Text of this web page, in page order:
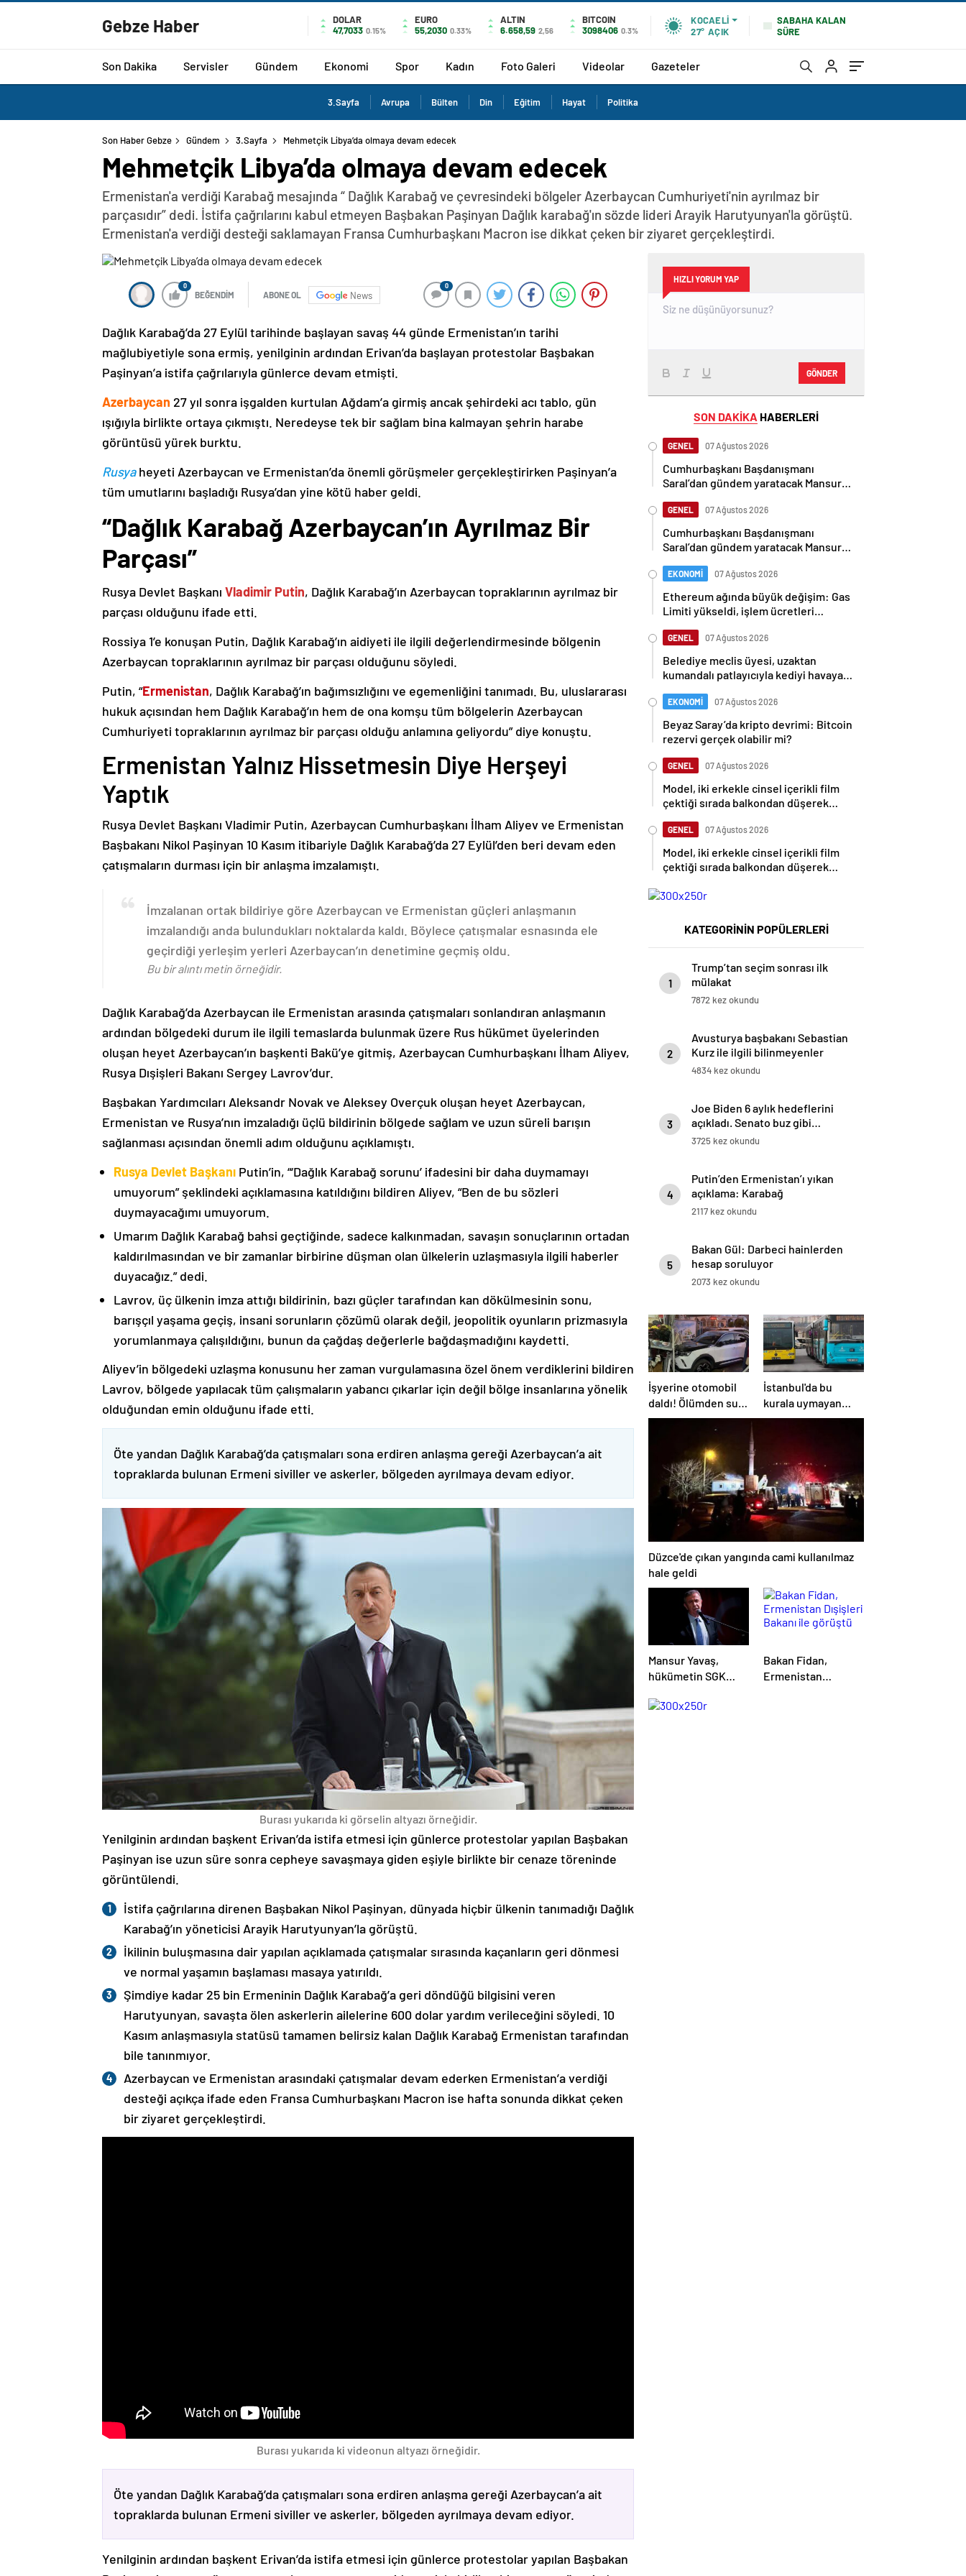
Gebze Haber
DOLAR
47,7033 0.15%
EURO
55,2030 0.33%
ALTIN
6.658,59 2,56
BITCOIN
3098406 0.3%
KOCAELI
27° AÇIK
SABAHA KALAN
SÜRE
Son Dakika Servisler Gündem Ekonomi Spor Kadın Foto Galeri Videolar Gazeteler
3.Sayfa Avrupa Bülten Din Eğitim Hayat Politika
Son Haber Gebze Gündem 3.Sayfa Mehmetçik Libya’da olmaya devam edecek
Mehmetçik Libya’da olmaya devam edecek
Ermenistan'a verdiği Karabağ mesajında “ Dağlık Karabağ ve çevresindeki bölgeler Azerbaycan Cumhuriyeti'nin ayrılmaz bir
parçasıdır” dedi. İstifa çağrılarını kabul etmeyen Başbakan Paşinyan Dağlık karabağ'ın sözde lideri Arayik Harutyunyan'la görüştü.
Ermenistan'a verdiği desteği saklamayan Fransa Cumhurbaşkanı Macron ise dikkat çeken bir ziyaret gerçekleştirdi.
0
BEĞENDİM ABONE OL News
0
Dağlık Karabağ’da 27 Eylül tarihinde başlayan savaş 44 günde Ermenistan’ın tarihi
mağlubiyetiyle sona ermiş, yenilginin ardından Erivan’da başlayan protestolar Başbakan
Paşinyan’a istifa çağrılarıyla günlerce devam etmişti.
Azerbaycan 27 yıl sonra işgalden kurtulan Ağdam’a girmiş ancak şehirdeki acı tablo, gün
ışığıyla birlikte ortaya çıkmıştı. Neredeyse tek bir sağlam bina kalmayan şehrin harabe
görüntüsü yürek burktu.
Rusyaheyeti Azerbaycan ve Ermenistan’da önemli görüşmeler gerçekleştirirken Paşinyan’a
tüm umutlarını başladığı Rusya’dan yine kötü haber geldi.
“Dağlık Karabağ Azerbaycan’ın Ayrılmaz Bir
Parçası”
Rusya Devlet Başkanı Vladimir Putin, Dağlık Karabağ’ın Azerbaycan topraklarının ayrılmaz bir
parçası olduğunu ifade etti.
Rossiya 1’e konuşan Putin, Dağlık Karabağ’ın aidiyeti ile ilgili değerlendirmesinde bölgenin
Azerbaycan topraklarının ayrılmaz bir parçası olduğunu söyledi.
Putin, “Ermenistan, Dağlık Karabağ’ın bağımsızlığını ve egemenliğini tanımadı. Bu, uluslararası
hukuk açısından hem Dağlık Karabağ’ın hem de ona komşu tüm bölgelerin Azerbaycan
Cumhuriyeti topraklarının ayrılmaz bir parçası olduğu anlamına geliyordu” diye konuştu.
Ermenistan Yalnız Hissetmesin Diye Herşeyi
Yaptık
Rusya Devlet Başkanı Vladimir Putin, Azerbaycan Cumhurbaşkanı İlham Aliyev ve Ermenistan
Başbakanı Nikol Paşinyan 10 Kasım itibariyle Dağlık Karabağ’da 27 Eylül’den beri devam eden
çatışmaların durması için bir anlaşma imzalamıştı.
İmzalanan ortak bildiriye göre Azerbaycan ve Ermenistan güçleri anlaşmanın
imzalandığı anda bulundukları noktalarda kaldı. Böylece çatışmalar esnasında ele
geçirdiği yerleşim yerleri Azerbaycan’ın denetimine geçmiş oldu.
Bu bir alıntı metin örneğidir.
Dağlık Karabağ’da Azerbaycan ile Ermenistan arasında çatışmaları sonlandıran anlaşmanın
ardından bölgedeki durum ile ilgili temaslarda bulunmak üzere Rus hükümet üyelerinden
oluşan heyet Azerbaycan’ın başkenti Bakü’ye gitmiş, Azerbaycan Cumhurbaşkanı İlham Aliyev,
Rusya Dışişleri Bakanı Sergey Lavrov’dur.
Başbakan Yardımcıları Aleksandr Novak ve Aleksey Overçuk oluşan heyet Azerbaycan,
Ermenistan ve Rusya’nın imzaladığı üçlü bildirinin bölgede sağlam ve uzun süreli barışın
sağlanması açısından önemli adım olduğunu açıklamıştı.
Rusya Devlet Başkanı Putin’in, “‘Dağlık Karabağ sorunu’ ifadesini bir daha duymamayı
umuyorum” şeklindeki açıklamasına katıldığını bildiren Aliyev, “Ben de bu sözleri
duymayacağımı umuyorum.
Umarım Dağlık Karabağ bahsi geçtiğinde, sadece kalkınmadan, savaşın sonuçlarının ortadan
kaldırılmasından ve bir zamanlar birbirine düşman olan ülkelerin uzlaşmasıyla ilgili haberler
duyacağız.” dedi.
Lavrov, üç ülkenin imza attığı bildirinin, bazı güçler tarafından kan dökülmesinin sonu,
barışçıl yaşama geçiş, insani sorunların çözümü olarak değil, jeopolitik oyunların prizmasıyla
yorumlanmaya çalışıldığını, bunun da çağdaş değerlerle bağdaşmadığını kaydetti.
Aliyev’in bölgedeki uzlaşma konusunu her zaman vurgulamasına özel önem verdiklerini bildiren
Lavrov, bölgede yapılacak tüm çalışmaların yabancı çıkarlar için değil bölge insanlarına yönelik
olduğundan emin olduğunu ifade etti.
Öte yandan Dağlık Karabağ’da çatışmaları sona erdiren anlaşma gereği Azerbaycan’a ait
topraklarda bulunan Ermeni siviller ve askerler, bölgeden ayrılmaya devam ediyor.
Burası yukarıda ki görselin altyazı örneğidir.
Yenilginin ardından başkent Erivan’da istifa etmesi için günlerce protestolar yapılan Başbakan
Paşinyan ise uzun süre sonra cepheye savaşmaya giden eşiyle birlikte bir cenaze töreninde
görüntülendi.
İstifa çağrılarına direnen Başbakan Nikol Paşinyan, dünyada hiçbir ülkenin tanımadığı Dağlık
Karabağ’ın yöneticisi Arayik Harutyunyan’la görüştü.
İkilinin buluşmasına dair yapılan açıklamada çatışmalar sırasında kaçanların geri dönmesi
ve normal yaşamın başlaması masaya yatırıldı.
Şimdiye kadar 25 bin Ermeninin Dağlık Karabağ’a geri döndüğü bilgisini veren
Harutyunyan, savaşta ölen askerlerin ailelerine 600 dolar yardım verileceğini söyledi. 10
Kasım anlaşmasıyla statüsü tamamen belirsiz kalan Dağlık Karabağ Ermenistan tarafından
bile tanınmıyor.
Azerbaycan ve Ermenistan arasındaki çatışmalar devam ederken Ermenistan’a verdiği
desteği açıkça ifade eden Fransa Cumhurbaşkanı Macron ise hafta sonunda dikkat çeken
bir ziyaret gerçekleştirdi.
Burası yukarıda ki videonun altyazı örneğidir.
Öte yandan Dağlık Karabağ’da çatışmaları sona erdiren anlaşma gereği Azerbaycan’a ait
topraklarda bulunan Ermeni siviller ve askerler, bölgeden ayrılmaya devam ediyor.
Yenilginin ardından başkent Erivan’da istifa etmesi için günlerce protestolar yapılan Başbakan
HIZLI YORUM YAP
GÖNDER
SON DAKİKA HABERLERİ
GENEL 07 Ağustos 2026
Cumhurbaşkanı Başdanışmanı
Saral’dan gündem yaratacak Mansur
GENEL 07 Ağustos 2026
Cumhurbaşkanı Başdanışmanı
Saral’dan gündem yaratacak Mansur
EKONOMİ 07 Ağustos 2026
Ethereum ağında büyük değişim: Gas
Limiti yükseldi, işlem ücretleri
GENEL 07 Ağustos 2026
Belediye meclis üyesi, uzaktan
kumandalı patlayıcıyla kediyi havaya
EKONOMİ 07 Ağustos 2026
Beyaz Saray’da kripto devrimi: Bitcoin
rezervi gerçek olabilir mi?
GENEL 07 Ağustos 2026
Model, iki erkekle cinsel içerikli film
çektiği sırada balkondan düşerek
GENEL 07 Ağustos 2026
Model, iki erkekle cinsel içerikli film
çektiği sırada balkondan düşerek
KATEGORİNİN POPÜLERLERİ
1
Trump’tan seçim sonrası ilk
mülakat
7872 kez okundu
2
Avusturya başbakanı Sebastian
Kurz ile ilgili bilinmeyenler
4834 kez okundu
3
Joe Biden 6 aylık hedeflerini
açıkladı. Senato buz gibi…
3725 kez okundu
4
Putin’den Ermenistan’ı yıkan
açıklama: Karabağ
Azerbaycan’ın ayrılmaz bir
2117 kez okundu
5
Bakan Gül: Darbeci hainlerden
hesap soruluyor
2073 kez okundu
İşyerine otomobil
daldı! Ölümden sun
anda kurtuldular
İstanbul'da bu
kurala uymayan
özel halk otobüsleri
Düzce'de çıkan yangında cami kullanılmaz
hale geldi
Mansur Yavaş,
hükümetin SGK
Bakan Fidan,
Ermenistan